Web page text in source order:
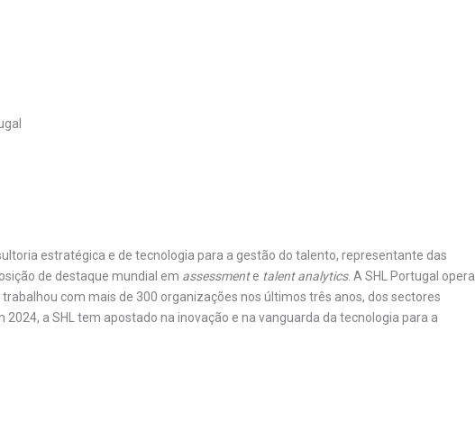
estratégica e de tecnologia para a gestão do talento, representante das
de destaque mundial em assessmente talent analytics. A SHL Portugal opera
com mais de 300 organizações nos últimos três anos, dos sectores
2024, a SHL tem apostado na inovação e na vanguarda da tecnologia para a